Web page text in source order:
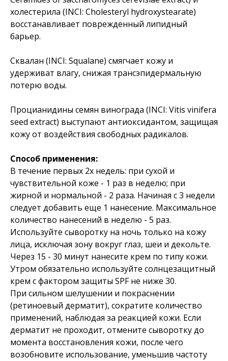
холестерила (INCI: Cholesteryl hydroxystearate)
восстанавливает поврежденный липидный
барьер.
Сквалан (INCI: Squalane) смягчает кожу и
удерживат влагу, снижая трансэпидермальную
потерю воды.
Процианидины семян винограда (INCI: Vitis vinifera
seed extract) выступают антиоксидантом, защищая
кожу от воздействия свободных радикалов.
Способ применения:
В течение первых 2х недель: при сухой и
чувствительной коже - 1 раз в неделю; при
жирной и нормальной - 2 раза. Начиная с 3 недели
следует добавить еще 1 нанесение. Максимальное
количество нанесений в неделю - 5 раз.
Используйте сыворотку на ночь только на кожу
лица, исключая зону вокруг глаз, шеи и декольте.
Через 15 - 30 минут нанесите крем по типу кожи.
Утром обязательно используйте солнцезащитный
крем с фактором защиты SPF не ниже 30.
При сильном шелушении и покраснении
(ретиноевый дерматит), сократите количество
применений, наблюдая за реакцией кожи. Если
дерматит не проходит, отмените сыворотку до
момента восстановления кожи, после чего
возобновите использование, уменьшив частоту